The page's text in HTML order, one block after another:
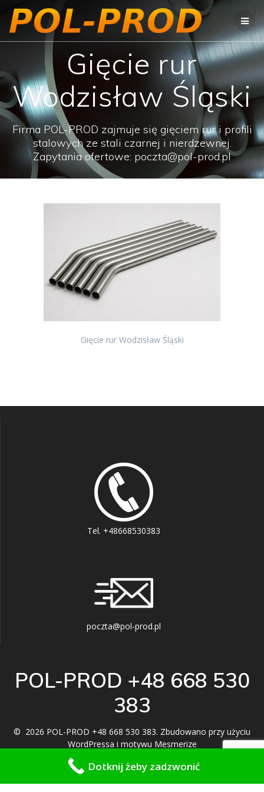
Przejdź
do
treści
Gięcie rur
Wodzisław Śląski
Firma POL-PROD zajmuje się gięciem rur i profili
stalowych ze stali czarnej i nierdzewnej.
Zapytania ofertowe: poczta@pol-prod.pl
Gięcie rur Wodzisław Śląski
Tel. +48668530383
poczta@pol-prod.pl
POL-PROD +48 668 530
383
© 2026 POL-PROD +48 668 530 383. Zbudowano przy użyciu
WordPressa i motywu Mesmerize
Dotknij żeby zadzwonić